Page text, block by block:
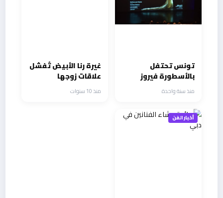
تونس تحتفل
بالأسطورة فيروز
منذ سنة واحدة
غيرة رنا الأبيض تُفشل
علاقات زوجها
العاطفيةمنذ 10 سنوات
أخبار الفن